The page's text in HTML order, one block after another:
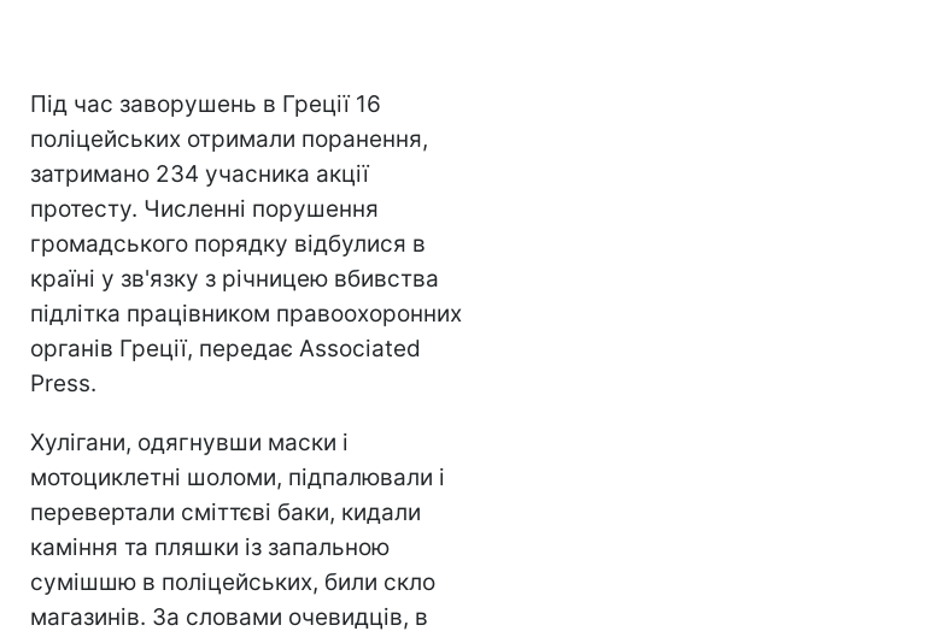
Під час заворушень в Греції 16
поліцейських отримали поранення,
затримано 234 учасника акції
протесту. Численні порушення
громадського порядку відбулися в
країні у зв'язку з річницею вбивства
підлітка працівником правоохоронних
органів Греції, передає Associated
Press.
Хулігани, одягнувши маски і
мотоциклетні шоломи, підпалювали і
перевертали сміттєві баки, кидали
каміння та пляшки із запальною
сумішшю в поліцейських, били скло
магазинів. За словами очевидців, в